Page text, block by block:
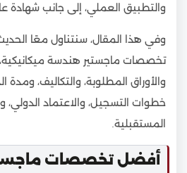
والتطبيق العملي، إلى جانب شهادة
وفي هذا المقال، سنتناول معًا
تخصصات ماجستير هندسة
والأوراق المطلوبة، والتكاليف، ومدة
خطوات التسجيل، والاعتماد
المستقبلية.
أفضل تخصصات